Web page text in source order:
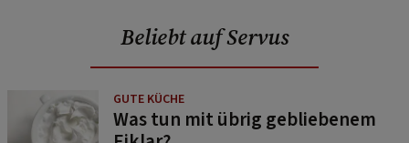
Beliebt auf Servus
GUTE KÜCHE
Was tun mit übrig gebliebenem